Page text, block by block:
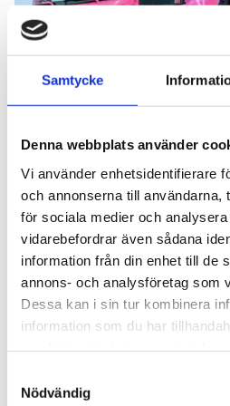
Samtycke
Denna webbplats använder
Vi använder enhetsidentifierare
och annonserna till användarna,
för sociala medier och
vidarebefordrar även sådana
information från din enhet till de
annons- och analysföretag som
Dessa kan i sin tur kombinera
information som du har
Nödvändig
FÖRETAGANDE
Så bygger du ett
ditt åkeri
En helrosa gasbil som syns
bygger stolthet eller en nisch
komplicerat, men det måste
uppstarten av ditt eget åkeri.
När jag kör runt i en helrosa
– det är min marknadsföring.
Läs mer